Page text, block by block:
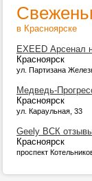
в Красноярске
EXEED Арсенал
Красноярск
ул. Партизана
Медведь-
Красноярск
ул. Караульная, 33
Geely ВСК
Красноярск
проспект